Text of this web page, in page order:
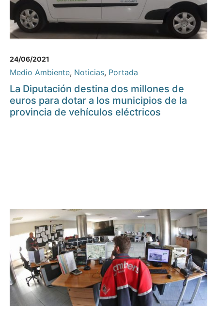
24/06/2021
Medio Ambiente, Noticias, Portada
La Diputación destina dos millones de
euros para dotar a los municipios de la
provincia de vehículos eléctricos